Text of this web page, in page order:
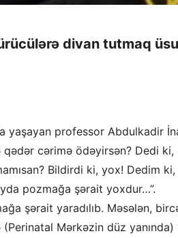
divan tutmaq
yaşayan professor Abdulkadir
cərimə ödəyirsən? Dedi ki,
Bildirdi ki, yox! Dedim ki,
pozmağa şərait yoxdur…”.
şərait yaradılıb. Məsələn,
Mərkəzin düz yanında)